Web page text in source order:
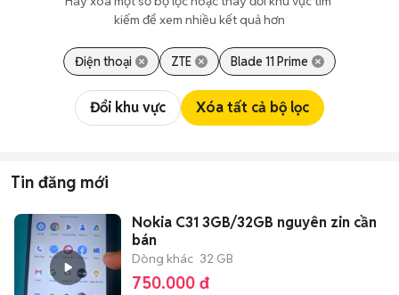
kiếm để xem nhiều kết quả hơn
Điện thoại ZTE Blade 11 Prime
Đổi khu vực Xóa tất cả bộ lọc
Tin đăng mới
Nokia C31 3GB/32GB nguyên zin cần
bán
Dòng khác 32 GB
750.000 đ